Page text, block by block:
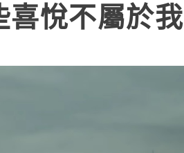
喜悅不屬於我